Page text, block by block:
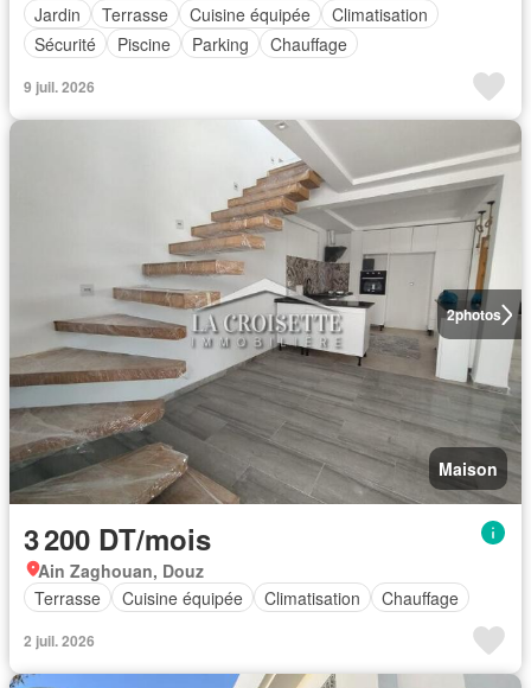
Jardin
Terrasse Cuisine équipée
Climatisation
Sécurité
Piscine Parking Chauffage
9 juil. 2026
2photos
Maison
3 200 DT/mois
Ain Zaghouan, Douz
Terrasse
Cuisine équipée Climatisation Chauffage
2 juil. 2026